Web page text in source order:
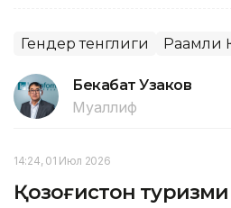
Гендер тенглиги Рақамли
Бекабат Узаков
Муаллиф
14:24, 01 Июл 2026
Қозоғистон